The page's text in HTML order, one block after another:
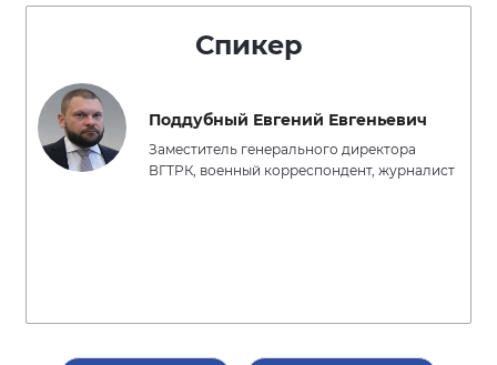
Спикер
Поддубный Евгений Евгеньевич
Заместитель генерального директора
ВГТРК, военный корреспондент, журналист